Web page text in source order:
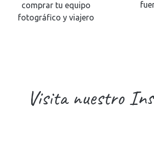
comprar tu equipo
fotográfico y viajero
Visita nuestro